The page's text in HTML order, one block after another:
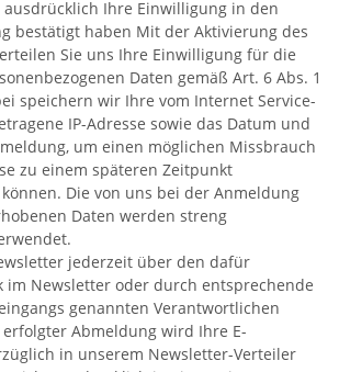
Ihre Einwilligung in den
bestätigt haben Mit der Aktivierung des
Sie uns Ihre Einwilligung für die
Daten gemäß Art. 6 Abs. 1
speichern wir Ihre vom Internet Service-
IP-Adresse sowie das Datum und
um einen möglichen Missbrauch
zu einem späteren Zeitpunkt
Die von uns bei der Anmeldung
Daten werden streng
jederzeit über den dafür
im Newsletter oder durch entsprechende
genannten Verantwortlichen
Abmeldung wird Ihre E-
in unserem Newsletter-Verteiler